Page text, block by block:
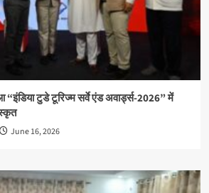
“इंडिया टुडे टूरिज्म सर्वे एंड अवार्ड्स-2026” में
June 16, 2026